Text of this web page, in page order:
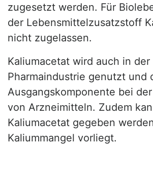
zugesetzt werden. Für
der Lebensmittelzusatzstoff
nicht zugelassen.
Kaliumacetat wird auch in der
Pharmaindustrie genutzt und
Ausgangskomponente bei
von Arzneimitteln. Zudem
Kaliumacetat gegeben
Kaliummangel vorliegt.